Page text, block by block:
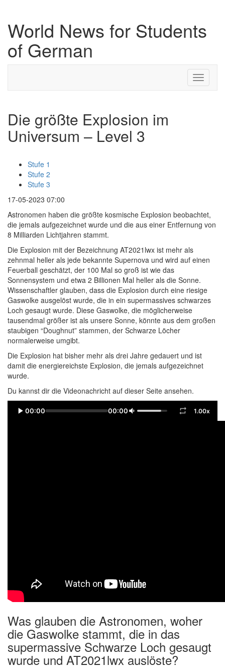
World News for Students
of German
Toggle
Die größte Explosion im
Universum – Level 3
Stufe 1
Stufe 2
Stufe 3
17-05-2023 07:00
Astronomen haben die größte kosmische Explosion beobachtet,
die jemals aufgezeichnet wurde und die aus einer Entfernung von
8 Milliarden Lichtjahren stammt.
Die Explosion mit der Bezeichnung AT2021lwx ist mehr als
zehnmal heller als jede bekannte Supernova und wird auf einen
Feuerball geschätzt, der 100 Mal so groß ist wie das
Sonnensystem und etwa 2 Billionen Mal heller als die Sonne.
Wissenschaftler glauben, dass die Explosion durch eine riesige
Gaswolke ausgelöst wurde, die in ein supermassives schwarzes
Loch gesaugt wurde. Diese Gaswolke, die möglicherweise
tausendmal größer ist als unsere Sonne, könnte aus dem großen
staubigen “Doughnut” stammen, der Schwarze Löcher
normalerweise umgibt.
Die Explosion hat bisher mehr als drei Jahre gedauert und ist
damit die energiereichste Explosion, die jemals aufgezeichnet
wurde.
Du kannst dir die Videonachricht auf dieser Seite ansehen.
00:00 00:00 1.00x
Was glauben die Astronomen, woher
die Gaswolke stammt, die in das
supermassive Schwarze Loch gesaugt
wurde und AT2021lwx auslöste?